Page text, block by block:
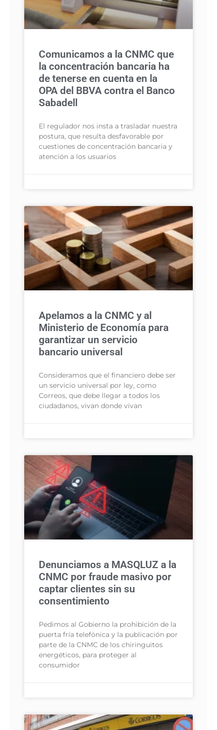
Comunicamos a la CNMC que
la concentración bancaria ha
de tenerse en cuenta en la
OPA del BBVA contra el Banco
Sabadell
El regulador nos insta a trasladar nuestra
postura, que resulta desfavorable por
cuestiones de concentración bancaria y
atención a los usuarios
Apelamos a la CNMC y al
Ministerio de Economía para
garantizar un servicio
bancario universal
Consideramos que el financiero debe ser
un servicio universal por ley, como
Correos, que debe llegar a todos los
ciudadanos, vivan donde vivan
Denunciamos a MASQLUZ a la
CNMC por fraude masivo por
captar clientes sin su
consentimiento
Pedimos al Gobierno la prohibición de la
puerta fría telefónica y la publicación por
parte de la CNMC de los chiringuitos
energéticos, para proteger al
consumidor